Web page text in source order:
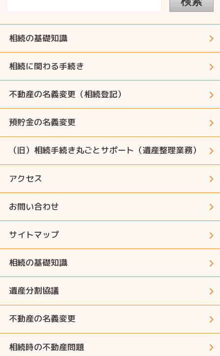
相続の基礎知識
相続に関わる手続き
不動産の名義変更（相続登記）
預貯金の名義変更
（旧）相続手続き丸ごとサポート（遺産整理業務）
アクセス
お問い合わせ
サイトマップ
相続の基礎知識
遺産分割協議
不動産の名義変更
相続時の不動産問題